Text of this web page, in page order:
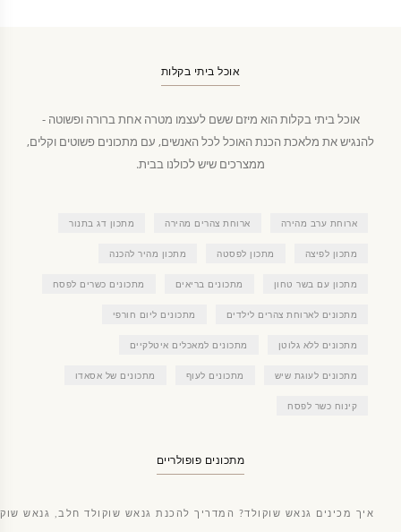
אוכל ביתי בקלות
אוכל ביתי בקלות הוא מיזם ששם לעצמו מטרה אחת ברורה ופשוטה -
להנגיש את מלאכת הכנת האוכל לכל האנשים, עם מתכונים פשוטים וקלים,
ממצרכים שיש לכולנו בבית.
ארוחת ערב מהירה ארוחת צהרים מהירה מתכון דג בתנור
מתכון לפיצה מתכון לפסטה מתכון מהיר להכנה
מתכון עם בשר טחון מתכונים בריאים מתכונים כשרים לפסח
מתכונים לארוחת צהרים לילדים מתכונים ליום חורפי
מתכונים ללא גלוטן מתכונים למאכלים איטלקיים
מתכונים לעוגת שיש מתכונים לעוף מתכונים של אסאדו
קינוח כשר לפסח
מתכונים פופולריים
איך מכינים גנאש שוקולד? המדריך להכנת גנאש שוקולד חלב, גנאש